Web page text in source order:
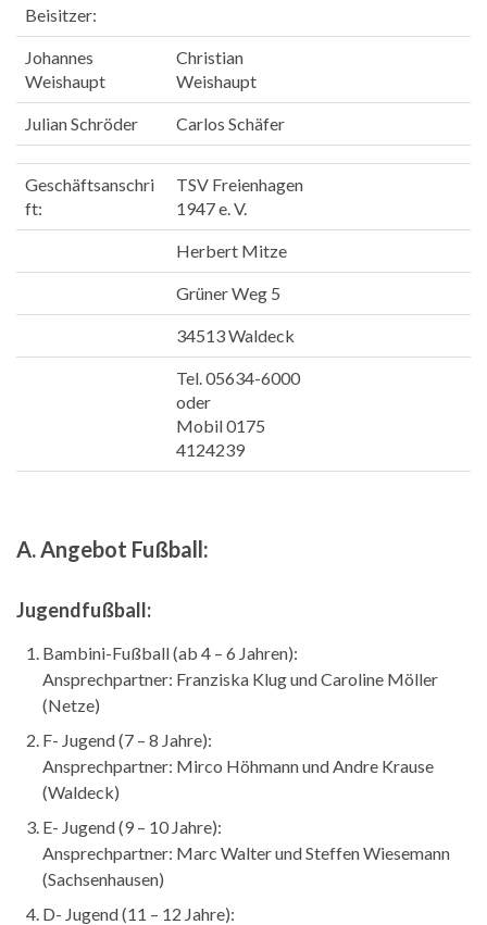
Beisitzer:
Johannes
Weishaupt
Christian
Weishaupt
Julian Schröder Carlos Schäfer
Geschäftsanschri
ft:
TSV Freienhagen
1947 e. V.
Herbert Mitze
Grüner Weg 5
34513 Waldeck
Tel. 05634-6000
oder
Mobil 0175
4124239
A. Angebot Fußball:
Jugendfußball:
Bambini-Fußball (ab 4 – 6 Jahren):
Ansprechpartner: Franziska Klug und Caroline Möller
(Netze)
F- Jugend (7 – 8 Jahre):
Ansprechpartner: Mirco Höhmann und Andre Krause
(Waldeck)
E- Jugend (9 – 10 Jahre):
Ansprechpartner: Marc Walter und Steffen Wiesemann
(Sachsenhausen)
D- Jugend (11 – 12 Jahre):